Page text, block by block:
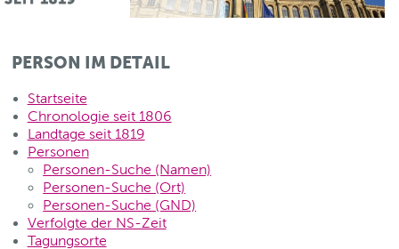
PERSON IM DETAIL
Startseite
Chronologie seit 1806
Landtage seit 1819
Personen
Personen-Suche (Namen)
Personen-Suche (Ort)
Personen-Suche (GND)
Verfolgte der NS-Zeit
Tagungsorte